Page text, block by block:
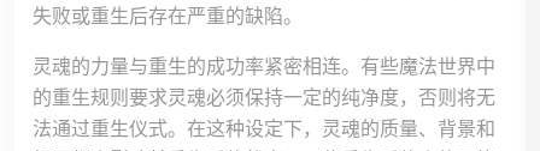
失败或重生后存在严重的缺陷。
灵魂的力量与重生的成功率紧密相连。有些魔法世界中
的重生规则要求灵魂必须保持一定的纯净度，否则将无
法通过重生仪式。在这种设定下，灵魂的质量、背景和